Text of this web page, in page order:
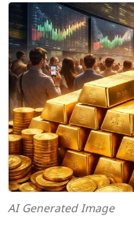
बिजनेस
न्यूज
वीडियो
म्यूचुअल
फंड
AI Generated Image